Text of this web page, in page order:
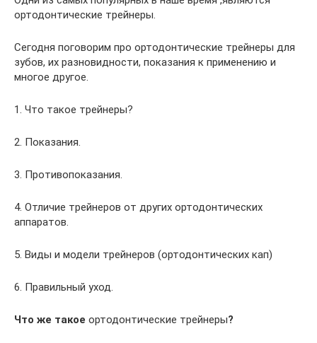
ортодонтические трейнеры.
Сегодня поговорим про ортодонтические трейнеры для
зубов, их разновидности, показания к применению и
многое другое.
1. Что такое трейнеры?
2. Показания.
3. Противопоказания.
4. Отличие трейнеров от других ортодонтических
аппаратов.
5. Виды и модели трейнеров (ортодонтических кап)
6. Правильный уход.
Что же такое ортодонтические трейнеры?